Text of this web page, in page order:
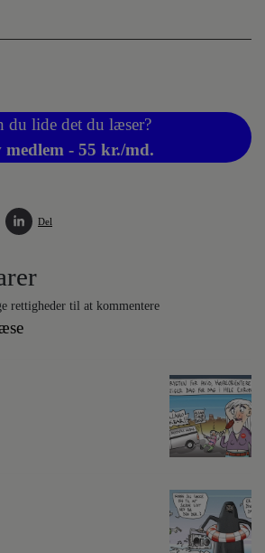
du lide det du læser?
medlem - 55 kr./md.
Del
rettigheder til at kommentere